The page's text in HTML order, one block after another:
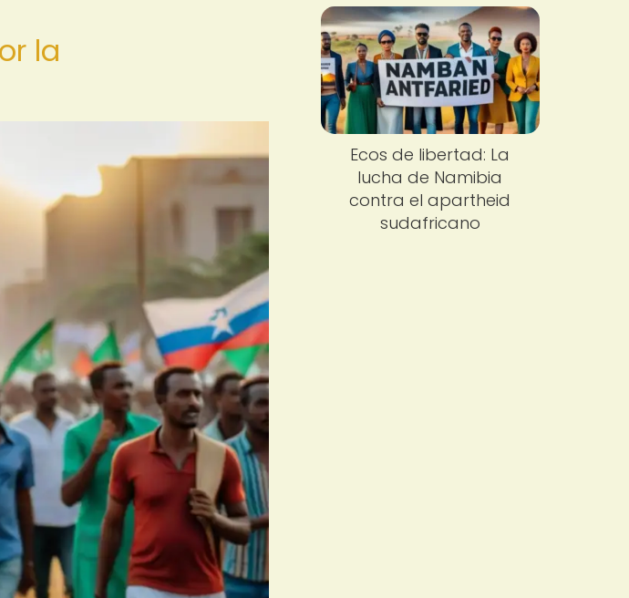
la
Ecos de libertad: La
lucha de Namibia
contra el apartheid
sudafricano